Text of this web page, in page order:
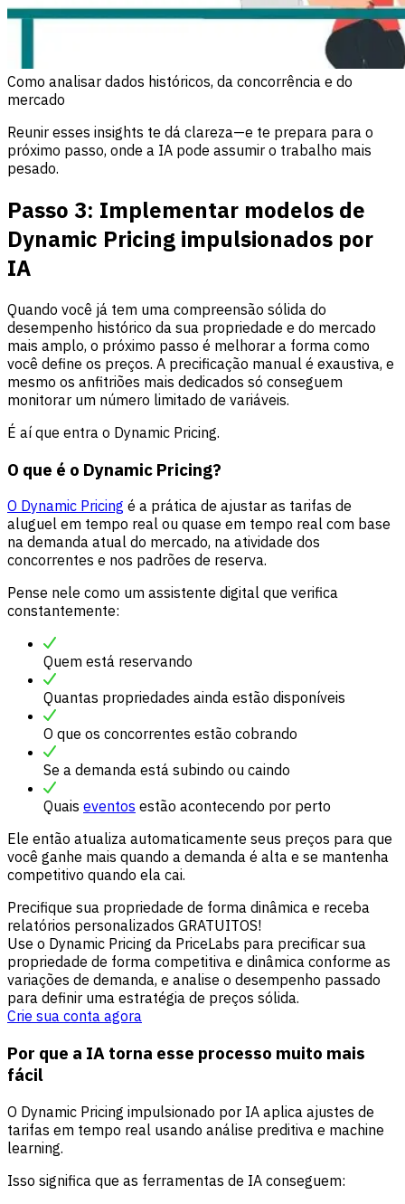
Como analisar dados históricos, da concorrência e do
mercado
Reunir esses insights te dá clareza—e te prepara para o
próximo passo, onde a IA pode assumir o trabalho mais
pesado.
Passo 3: Implementar modelos de
Dynamic Pricing impulsionados por
IA
Quando você já tem uma compreensão sólida do
desempenho histórico da sua propriedade e do mercado
mais amplo, o próximo passo é melhorar a forma como
você define os preços. A precificação manual é exaustiva, e
mesmo os anfitriões mais dedicados só conseguem
monitorar um número limitado de variáveis.
É aí que entra o Dynamic Pricing.
O que é o Dynamic Pricing?
O Dynamic Pricing é a prática de ajustar as tarifas de
aluguel em tempo real ou quase em tempo real com base
na demanda atual do mercado, na atividade dos
concorrentes e nos padrões de reserva.
Pense nele como um assistente digital que verifica
constantemente:
Quem está reservando
Quantas propriedades ainda estão disponíveis
O que os concorrentes estão cobrando
Se a demanda está subindo ou caindo
Quais eventos estão acontecendo por perto
Ele então atualiza automaticamente seus preços para que
você ganhe mais quando a demanda é alta e se mantenha
competitivo quando ela cai.
Precifique sua propriedade de forma dinâmica e receba
relatórios personalizados GRATUITOS!
Use o Dynamic Pricing da PriceLabs para precificar sua
propriedade de forma competitiva e dinâmica conforme as
variações de demanda, e analise o desempenho passado
para definir uma estratégia de preços sólida.
Crie sua conta agora
Por que a IA torna esse processo muito mais
fácil
O Dynamic Pricing impulsionado por IA aplica ajustes de
tarifas em tempo real usando análise preditiva e machine
learning.
Isso significa que as ferramentas de IA conseguem: